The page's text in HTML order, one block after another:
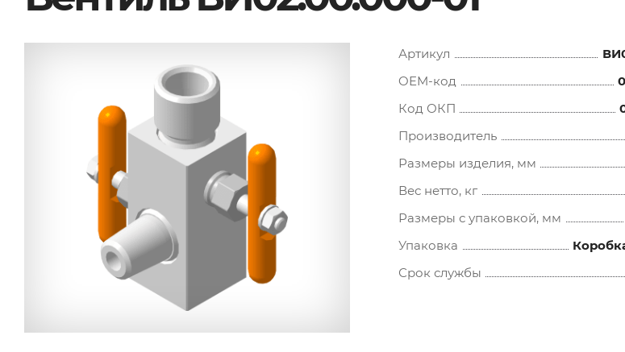
Артикул
OEM-код
Код ОКП
Производитель
Размеры изделия, мм
Вес нетто, кг
Размеры с упаковкой, мм
Упаковка
Срок службы